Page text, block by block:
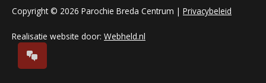
Copyright © 2026 Parochie Breda Centrum | Privacybeleid
Realisatie website door: Webheld.nl